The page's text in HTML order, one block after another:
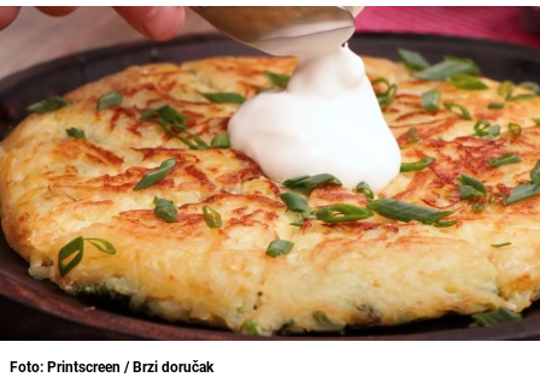
Foto: Printscreen / Brzi doručak